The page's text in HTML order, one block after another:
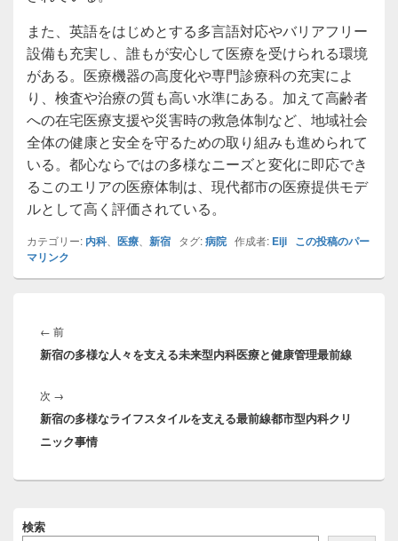
また、英語をはじめとする多言語対応やバリアフリー
設備も充実し、誰もが安心して医療を受けられる環境
がある。医療機器の高度化や専門診療科の充実によ
り、検査や治療の質も高い水準にある。加えて高齢者
への在宅医療支援や災害時の救急体制など、地域社会
全体の健康と安全を守るための取り組みも進められて
いる。都心ならではの多様なニーズと変化に即応でき
るこのエリアの医療体制は、現代都市の医療提供モデ
ルとして高く評価されている。
カテゴリー: 内科、 医療 新宿 タグ:病院 作成者: Eiji この投稿のパー
マリンク
稿
ナ
ゲ
ー
シ
ョ
← 前前
の
新宿の多様な人々を支える未来型内科医療と健康管理最前線
次 →
の
投
新宿の多様なライフスタイルを支える最前線都市型内科クリ
ニック事情
イ検索